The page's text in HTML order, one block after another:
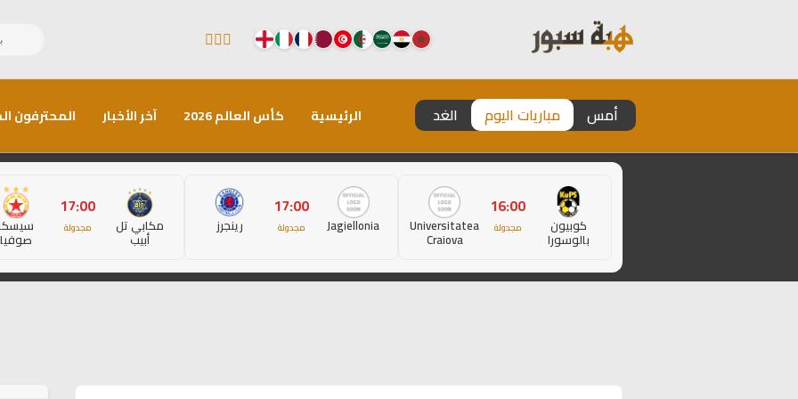
أمس مباريات اليوم الغد الرئيسية كأس العالم 2026 آخر الأخبار المحترفون
كوبيون
بالوسورا
16:00
مجدولة Universitatea
Craiova
Jagiellonia
17:00
مجدولة رينجرز مكابي تل
أبيب
17:00
مجدولة
صوفيا